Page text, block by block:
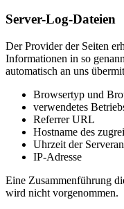
Server-Log-Dateien
Der Provider der Seiten
Informationen in so
automatisch an uns
Browsertyp und
verwendetes
Referrer URL
Hostname des
Uhrzeit der
IP-Adresse
Eine Zusammenführung
wird nicht vorgenommen.